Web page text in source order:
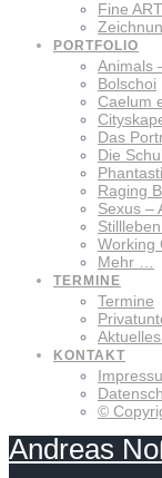
Fine
PORTFOLIO
Animals
Bolschoi
Caelum
Das
Die
Raging
Sexus –
Working
Mehr …
TERMINE
Termine
KONTAKT
©
Andreas